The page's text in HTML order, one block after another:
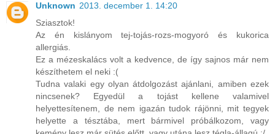
Unknown 2013. december 1. 14:20
Sziasztok!
Az én kislányom tej-tojás-rozs-mogyoró és kukorica
allergiás.
Ez a mézeskalács volt a kedvence, de így sajnos már nem
készíthetem el neki :(
Tudna valaki egy olyan átdolgozást ajánlani, amiben ezek
nincsenek? Egyedül a tojást kellene valamivel
helyettesítenem, de nem igazán tudok rájönni, mit tegyek
helyette a tésztába, mert bármivel próbálkozom, vagy